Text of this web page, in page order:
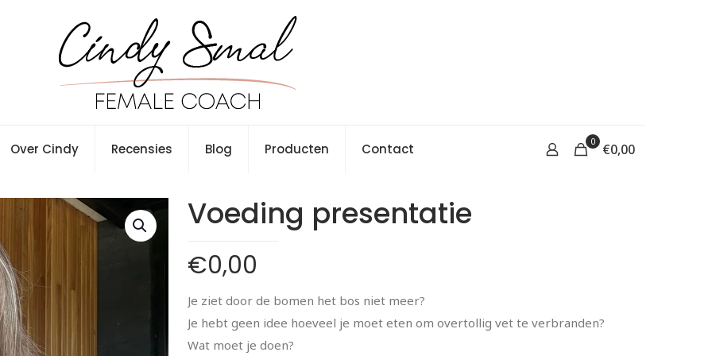
Over Cindy Recensies Blog Producten Contact 0 €0,00
Voeding presentatie
€0,00
Je ziet door de bomen het bos niet meer?
Je hebt geen idee hoeveel je moet eten om overtollig vet te verbranden?
Wat moet je doen?